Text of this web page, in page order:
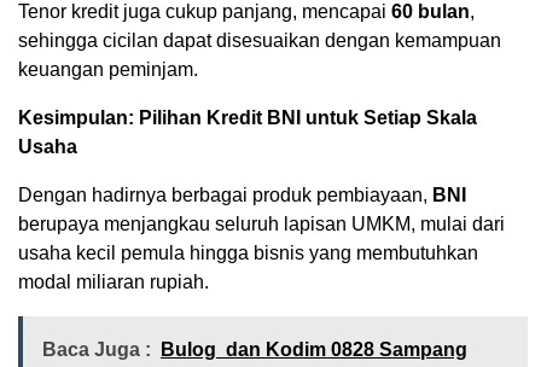
Tenor kredit juga cukup panjang, mencapai 60 bulan,
sehingga cicilan dapat disesuaikan dengan kemampuan
keuangan peminjam.
Kesimpulan: Pilihan Kredit BNI untuk Setiap Skala
Usaha
Dengan hadirnya berbagai produk pembiayaan, BNI
berupaya menjangkau seluruh lapisan UMKM, mulai dari
usaha kecil pemula hingga bisnis yang membutuhkan
modal miliaran rupiah.
Baca Juga :
Bulog dan Kodim 0828 Sampang